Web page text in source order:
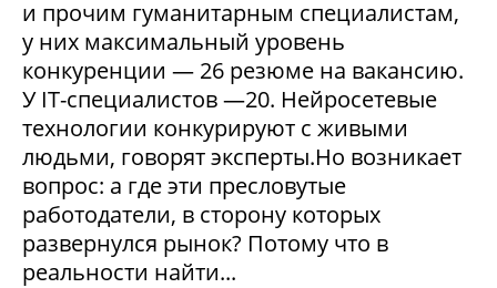
и прочим гуманитарным специалистам,
у них максимальный уровень
конкуренции — 26 резюме на вакансию.
У IT-специалистов —20. Нейросетевые
технологии конкурируют с живыми
людьми, говорят эксперты.Но возникает
вопрос: а где эти пресловутые
работодатели, в сторону которых
развернулся рынок? Потому что в
реальности найти...